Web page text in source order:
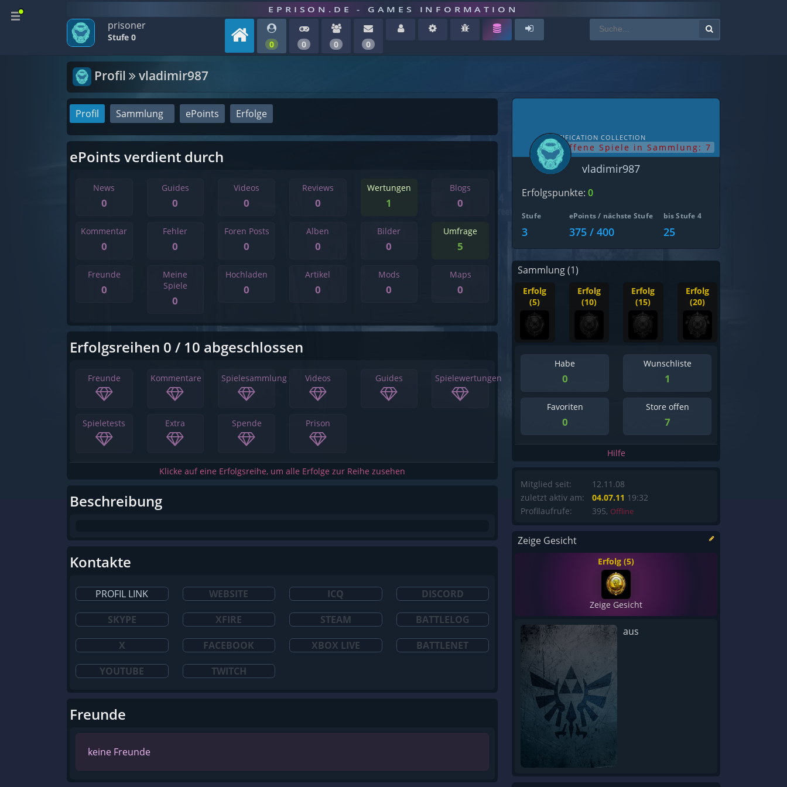
EPRISON.DE - GAMES INFORMATION
prisoner
Stufe 0
0 0 0 0
Profil vladimir987
Profil Sammlung ePoints Erfolge
ePoints verdient durch
News
0
Guides
0
Videos
0
Reviews
0
Wertungen
1
Blogs
0
Kommentar
0
Fehler
0
Foren Posts
0
Alben
0
Bilder
0
Umfrage
5
Freunde
0
Meine
Spiele
0
Hochladen
0
Artikel
0
Mods
0
Maps
0
Erfolgsreihen 0 / 10 abgeschlossen
Freunde Kommentare Spielesammlung Videos Guides Spielewertungen
Spieletests Extra Spende Prison
Klicke auf eine Erfolgsreihe, um alle Erfolge zur Reihe zusehen
Beschreibung
Kontakte
PROFIL LINK WEBSITE ICQ
DISCORD
SKYPE
XFIRE STEAM
BATTLELOG
X
FACEBOOK XBOX LIVE
BATTLENET
YOUTUBE
TWITCH
Freunde
keine Freunde
NOTIFICATION COLLECTION
offene Spiele in Sammlung: 7
vladimir987
Erfolgspunkte: 0
Stufe
3
ePoints / nächste Stufe
375 / 400
bis Stufe 4
25
Sammlung (1)
Erfolg
(5)
Erfolg
(10)
Erfolg
(15)
Erfolg
(20)
Habe
0
Wunschliste
1
Favoriten
0
Store offen
7
Hilfe
Mitglied seit:
zuletzt aktiv am:
Profilaufrufe:
12.11.08
04.07.11 19:32
395, Offline
Zeige Gesicht
Erfolg (5)
Zeige Gesicht
aus